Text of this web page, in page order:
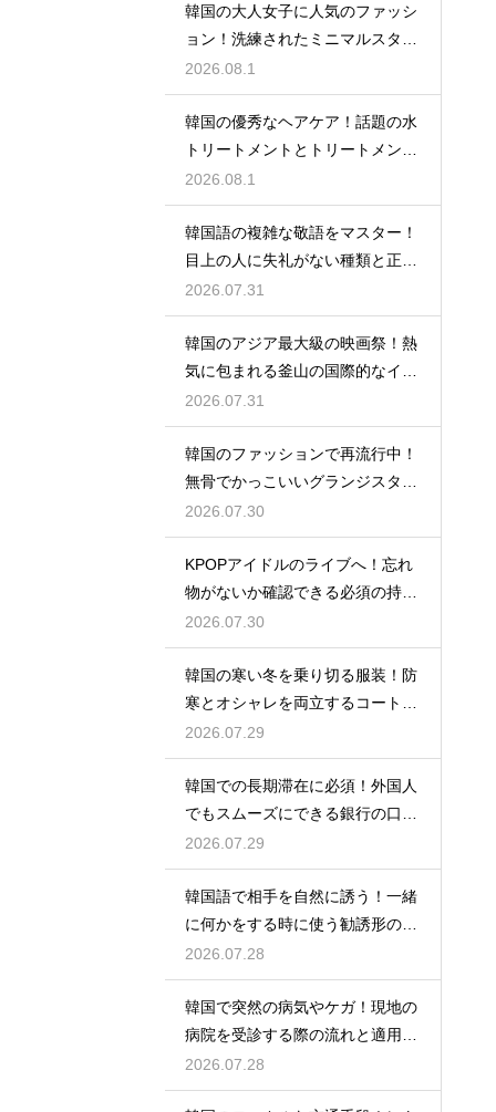
韓国の大人女子に人気のファッシ
ョン！洗練されたミニマルスタイ
ルの特徴
2026.08.1
韓国の優秀なヘアケア！話題の水
トリートメントとトリートメント
の使い分け
2026.08.1
韓国語の複雑な敬語をマスター！
目上の人に失礼がない種類と正し
い使い分け
2026.07.31
韓国のアジア最大級の映画祭！熱
気に包まれる釜山の国際的なイベ
ント
2026.07.31
韓国のファッションで再流行中！
無骨でかっこいいグランジスタイ
ルの特徴
2026.07.30
KPOPアイドルのライブへ！忘れ
物がないか確認できる必須の持ち
物リスト
2026.07.30
韓国の寒い冬を乗り切る服装！防
寒とオシャレを両立するコートの
種類
2026.07.29
韓国での長期滞在に必須！外国人
でもスムーズにできる銀行の口座
開設
2026.07.29
韓国語で相手を自然に誘う！一緒
に何かをする時に使う勧誘形の基
本の作り方
2026.07.28
韓国で突然の病気やケガ！現地の
病院を受診する際の流れと適用さ
れる保険
2026.07.28